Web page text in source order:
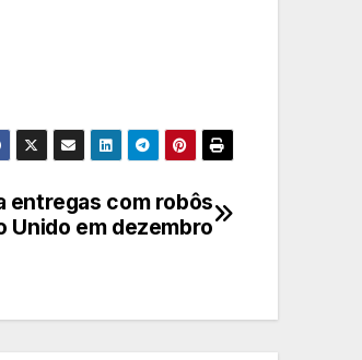
entregas com robôs
Unido em dezembro